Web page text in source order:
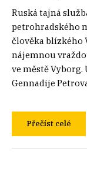
Ruská tajná
petrohradského
člověka blízkého
nájemnou
ve městě Vyborg.
Gennadije
Přečíst celé